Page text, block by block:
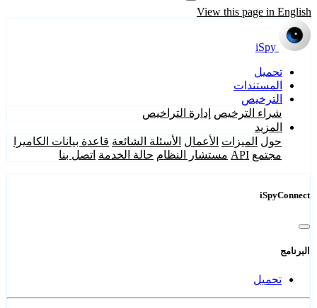
View this page in English
iSpy
تحميل
المستندات
الترخيص
شراء الترخيص إدارة التراخيص
المزيد
حول الميزات الأعمال الأسئلة الشائعة قاعدة بيانات الكاميرا
مجتمع API مستشار النظام حالة الخدمة اتصل بنا
iSpyConnect
البرنامج
تحميل